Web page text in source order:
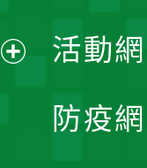
單
選
開
活動
防疫